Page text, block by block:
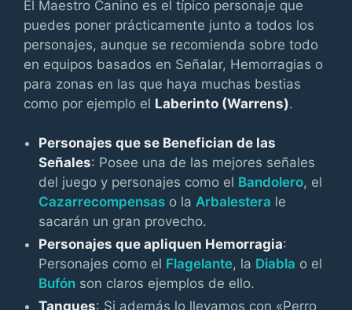
El Maestro Canino es el típico personaje que
puedes poner prácticamente junto a todos los
personajes, aunque se recomienda sobre todo
en equipos basados en Señalar, Hemorragias o
para zonas en las que haya muchas bestias
como por ejemplo el Laberinto (Warrens).
Personajes que se Benefician de las
Señales: Posee una de las mejores señales
del juego y personajes como el Bandolero, el
Cazarrecompensas o laArbalestera le
sacarán un gran provecho.
Personajes que apliquen Hemorragia:
Personajes como el Flagelante, la Diabla o el
Bufón son claros ejemplos de ello.
Tanques: Si además lo llevamos con «Perro